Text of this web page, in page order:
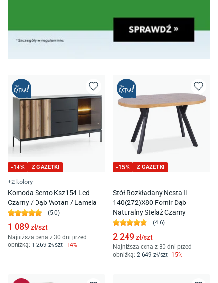
-14% Z GAZETKI
+2 kolory
Komoda Sento Ksz154 Led
Czarny / Dąb Wotan / Lamela
(5.0)
1 089zł/szt
Najniższa cena z 30 dni przed
obniżką: 1 269 zł/szt -14%
-15% Z GAZETKI
Stół Rozkładany Nesta Ii
140(272)X80 Fornir Dąb
Naturalny Stelaż Czarny
(4.6)
2 249zł/szt
Najniższa cena z 30 dni przed
obniżką: 2 649 zł/szt -15%